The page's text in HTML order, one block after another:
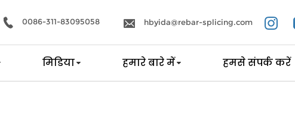
0086-311-83095058 hbyida@rebar-splicing.com
मिडिया हमारे बारे में हमसे संपर्क करें